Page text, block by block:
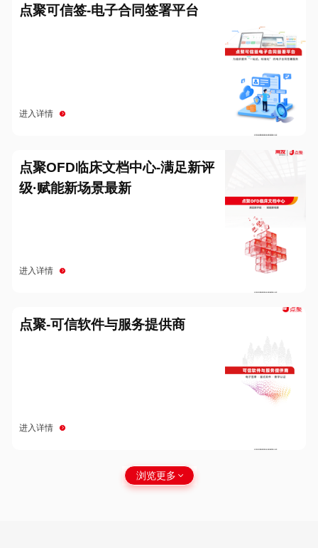
点聚可信签-电子合同签署平台
进入详情
点聚OFD临床文档中心-满足新评
级·赋能新场景最新
进入详情
点聚-可信软件与服务提供商
进入详情
浏览更多